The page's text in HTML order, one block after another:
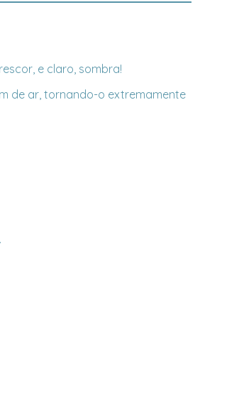
e claro, sombra!
de ar, tornando-o extremamente